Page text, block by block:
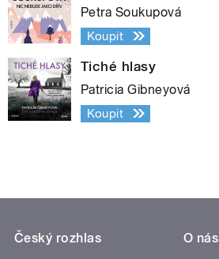
Petra Soukupová
Koupit
Tiché hlasy
Patricia Gibneyová
Koupit
Český rozhlas
O nás